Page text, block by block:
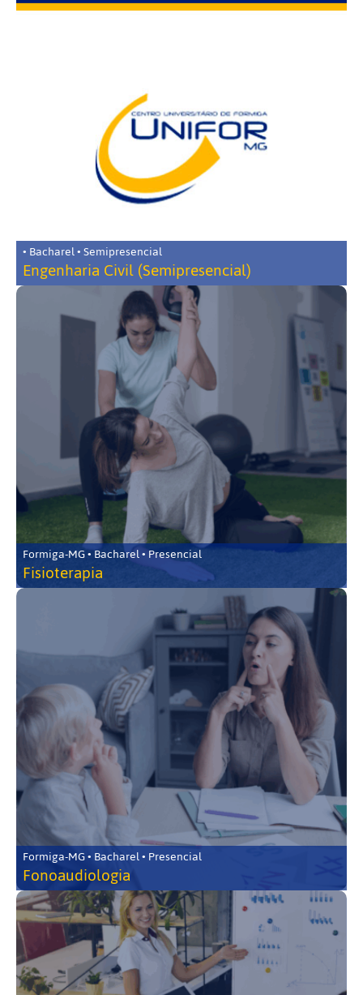
• Bacharel • Semipresencial
Engenharia Civil (Semipresencial)
Formiga-MG • Bacharel • Presencial
Fisioterapia
Formiga-MG • Bacharel • Presencial
Fonoaudiologia